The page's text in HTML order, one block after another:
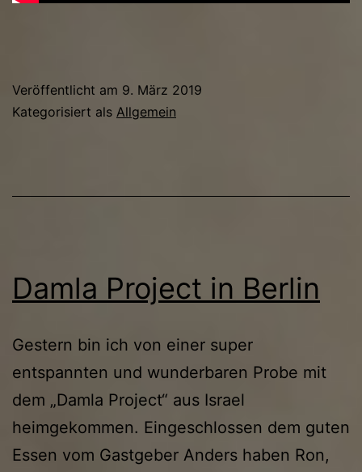
Veröffentlicht am 9. März 2019
Kategorisiert als Allgemein
Damla Project in Berlin
Gestern bin ich von einer super
entspannten und wunderbaren Probe mit
dem „Damla Project“ aus Israel
heimgekommen. Eingeschlossen dem guten
Essen vom Gastgeber Anders haben Ron,